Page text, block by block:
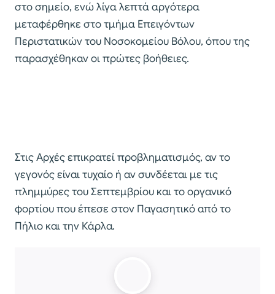
στο σημείο, ενώ λίγα λεπτά αργότερα
μεταφέρθηκε στο τμήμα Επειγόντων
Περιστατικών του Νοσοκομείου Βόλου, όπου της
παρασχέθηκαν οι πρώτες βοήθειες.
Στις Αρχές επικρατεί προβληματισμός, αν το
γεγονός είναι τυχαίο ή αν συνδέεται με τις
πλημμύρες του Σεπτεμβρίου και το οργανικό
φορτίου που έπεσε στον Παγασητικό από το
Πήλιο και την Κάρλα.